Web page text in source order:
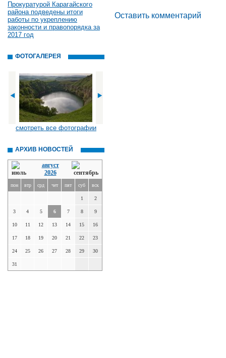
Прокуратурой Карагайского
района подведены итоги
работы по укреплению
законности и правопорядка за
2017 год
ФОТОГАЛЕРЕЯ
смотреть все фотографии
АРХИВ НОВОСТЕЙ
август
2026
пон втр срд чет пят суб вск
1 2
3 4 5 6 7 8 9
10 11 12 13 14 15 16
17 18 19 20 21 22 23
24 25 26 27 28 29 30
31
Оставить комментарий